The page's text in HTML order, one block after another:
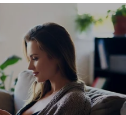
a nuestro boletín.
ACEPTAR